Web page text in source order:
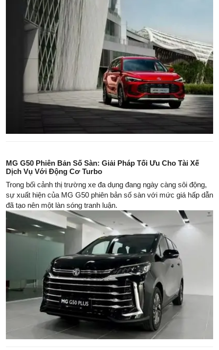
MG G50 Phiên Bản Số Sàn: Giải Pháp Tối Ưu Cho Tài Xế
Dịch Vụ Với Động Cơ Turbo
Trong bối cảnh thị trường xe đa dụng đang ngày càng sôi động,
sự xuất hiện của MG G50 phiên bản số sàn với mức giá hấp dẫn
đã tạo nên một làn sóng tranh luận.